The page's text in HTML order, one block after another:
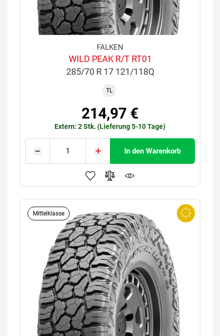
FALKEN
WILD PEAK R/T RT01
285/70 R 17 121/118Q
TL
214,97 €
Extern: 2 Stk. (Lieferung 5-10 Tage)
In den Warenkorb
Mittelklasse